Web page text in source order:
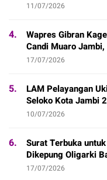
11/07/2026
4.
Wapres Gibran
Candi Muaro
17/07/2026
5.
LAM Pelayangan
Seloko Kota Jambi
10/07/2026
6.
Surat Terbuka
Dikepung Oligarki
17/07/2026